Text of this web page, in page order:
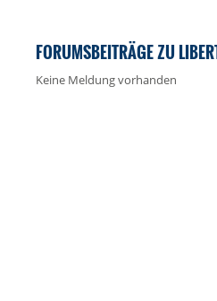
FORUMSBEITRÄGE ZU
Keine Meldung vorhanden